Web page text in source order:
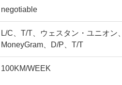
negotiable
L/C、T/T、ウェスタン・ユニオン、
MoneyGram、D/P、T/T
100KM/WEEK